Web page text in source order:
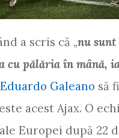
a scris că „nu sunt
cu pălăria în mână,
Eduardo Galeano să
acest Ajax. O
Europei după 22